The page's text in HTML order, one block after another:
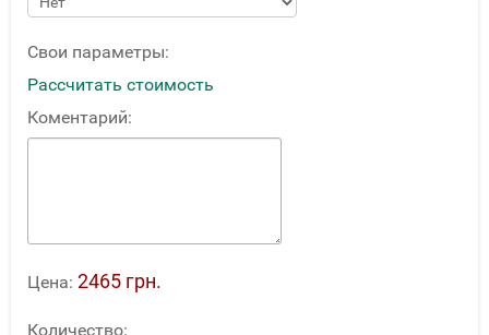
Свои параметры:
Рассчитать стоимость
Коментарий:
Цена: 2465 грн.
Количество: